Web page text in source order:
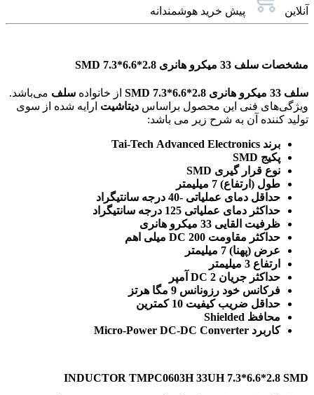
آنلاین پیش خرید هوشمندانه
مشخصات سلف 33 میکرو هانری SMD 7.3*6.6*2.8
سلف 33 میکرو هانری SMD 7.3*6.6*2.8 از خانواده سلف می‌باشد.
ویژگی‌های فنی این محصول براساس دیتاشیت ارایه شده از سوی
تولید کننده آن به شرح زیر می باشد:
برند Tai-Tech Advanced Electronics
پکیج SMD
نوع قرار گیری SMD
طول (ارتفاع) 7 میلیمتر
حداقل دمای عملیاتی -40 درجه سانتیگراد
حداکثر دمای عملیاتی 125 درجه سانتیگراد
ظرفیت القایی 33 میکرو هانری
حداکثر مقاومت DC 200 میلی اهم
عرض (پهنا) 7 میلیمتر
ارتفاع 3 میلیمتر
حداکثر جریان DC 2 آمپر
فرکانس خود رزونانس 9 مگا هرتز
حداقل ضریب کیفیت 10 کمترین
محافظ Shielded
کاربرد Micro-Power DC-DC Converter
INDUCTOR TMPC0603H 33UH 7.3*6.6*2.8 SMD